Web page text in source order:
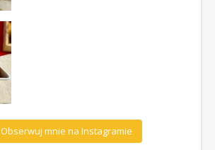
Obserwuj mnie na Instagramie